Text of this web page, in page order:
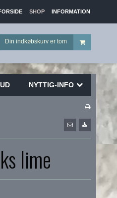
SHOP INFORMATION
Din indkøbskurv er tom
NYTTIG-INFO
lime